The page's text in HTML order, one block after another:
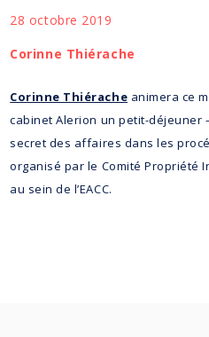
28 octobre 2019
Corinne Thiérache
Corinne Thiérache animera ce
cabinet Alerion un petit-déjeuner
secret des affaires dans les
organisé par le Comité Propriété
au sein de l’EACC.